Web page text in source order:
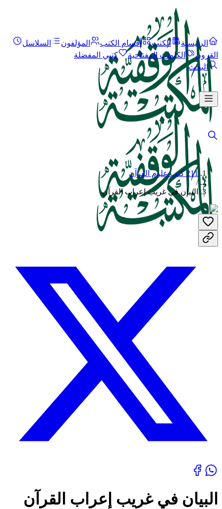
الرئيسية الكتب أقسام الكتب المؤلفون
السلاسل
القرون
الكلمات المفتاحية
كتبي المفضلة
البحث
211 كتب علوم القرآن
/
البيان في غريب إعراب القرآن
البيان في غريب إعراب القرآن